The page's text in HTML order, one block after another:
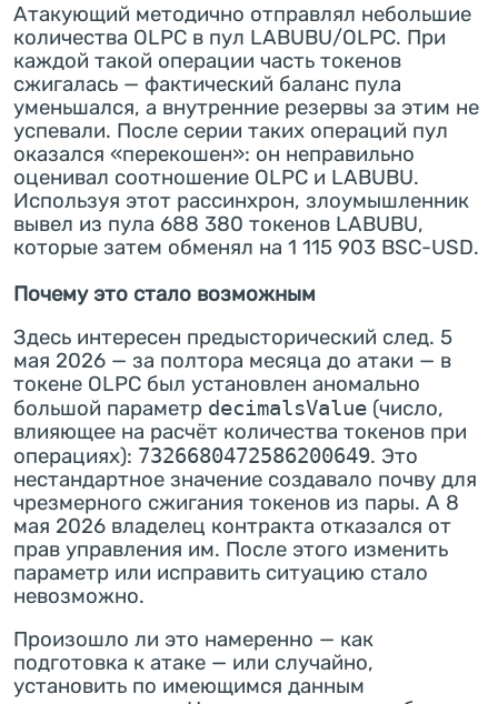
Атакующий методично отправлял небольшие
количества OLPC в пул LABUBU/OLPC. При
каждой такой операции часть токенов
сжигалась — фактический баланс пула
уменьшался, а внутренние резервы за этим не
успевали. После серии таких операций пул
оказался «перекошен»: он неправильно
оценивал соотношение OLPC и LABUBU.
Используя этот рассинхрон, злоумышленник
вывел из пула 688 380 токенов LABUBU,
которые затем обменял на 1 115 903 BSC-USD.
Почему это стало возможным
Здесь интересен предысторический след. 5
мая 2026 — за полтора месяца до атаки — в
токене OLPC был установлен аномально
большой параметр decimalsValue (число,
влияющее на расчёт количества токенов при
операциях): 7326680472586200649. Это
нестандартное значение создавало почву для
чрезмерного сжигания токенов из пары. А 8
мая 2026 владелец контракта отказался от
прав управления им. После этого изменить
параметр или исправить ситуацию стало
невозможно.
Произошло ли это намеренно — как
подготовка к атаке — или случайно,
установить по имеющимся данным